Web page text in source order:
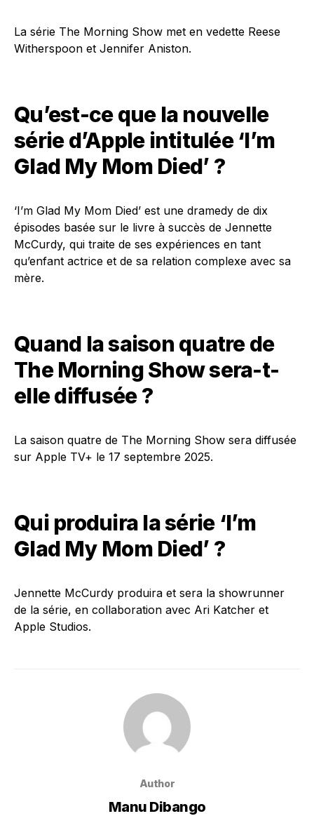
La série The Morning Show met en vedette Reese
Witherspoon et Jennifer Aniston.
Qu’est-ce que la nouvelle
série d’Apple intitulée ‘I’m
Glad My Mom Died’ ?
‘I’m Glad My Mom Died’ est une dramedy de dix
épisodes basée sur le livre à succès de Jennette
McCurdy, qui traite de ses expériences en tant
qu’enfant actrice et de sa relation complexe avec sa
mère.
Quand la saison quatre de
The Morning Show sera-t-
elle diffusée ?
La saison quatre de The Morning Show sera diffusée
sur Apple TV+ le 17 septembre 2025.
Qui produira la série ‘I’m
Glad My Mom Died’ ?
Jennette McCurdy produira et sera la showrunner
de la série, en collaboration avec Ari Katcher et
Apple Studios.
Author
Manu Dibango